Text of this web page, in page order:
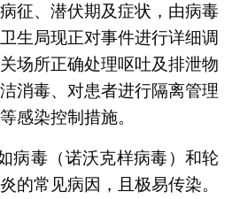
征、潜伏期及症状，由病毒
生局现正对事件进行详细调
场所正确处理呕吐及排泄物
消毒、对患者进行隔离管理
感染控制措施。
病毒（诺沃克样病毒）和轮
的常见病因，且极易传染。